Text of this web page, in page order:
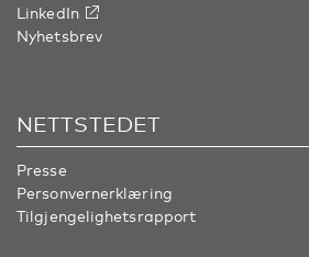
LinkedIn
Nyhetsbrev
NETTSTEDET
Presse
Personvernerklæring
Tilgjengelighetsrapport